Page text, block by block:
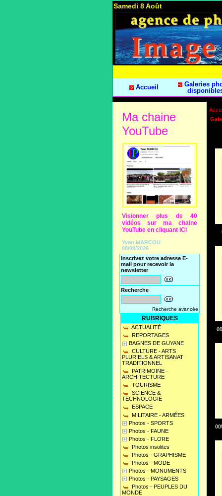
Samedi 8 Août
Accueil
Galeries
Ma chaine
YouTube
Visionner plus de 40
vidéos sur ma chaine
YouTube en cliquant ICI
Yvan MARCOU
08/08/2026
Inscrivez votre adresse E-
mail pour recevoir la
newsletter
Recherche
Recherche avancée
RUBRIQUES
ACTUALITÉ
REPORTAGES
BAGNES DE GUYANE
CULTURE - ARTS
PLURIELS & ARTISANAT
TRADITIONNEL
PATRIMOINE -
ARCHITECTURE
TOURISME
SCIENCE &
TECHNOLOGIE
ESPACE
MILITAIRE - ARMÉES
Photos - SPORTS
Photos - FAUNE
Photos - FLORE
Photos insolites
Photos - GRAPHISME
Photos - MODE
Photos - MONUMENTS
Photos - PAYSAGES
Photos - PEUPLES DU
MONDE